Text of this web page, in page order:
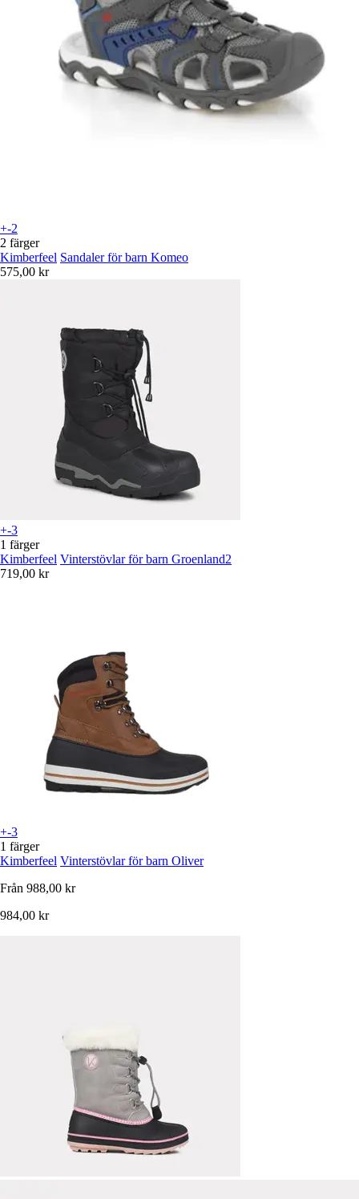
+-2
2 färger
Kimberfeel Sandaler för barn Komeo
575,00 kr
+-3
1 färger
Kimberfeel Vinterstövlar för barn Groenland2
719,00 kr
+-3
1 färger
Kimberfeel Vinterstövlar för barn Oliver
Från 988,00 kr
984,00 kr